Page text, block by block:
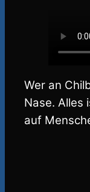
Wer an
Nase. Alles
auf